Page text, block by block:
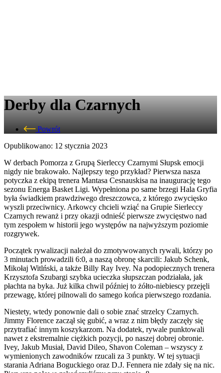
Derby dla Czarnych
Powrót
Opublikowano: 12 stycznia 2023
W derbach Pomorza z Grupą Sierleccy Czarnymi Słupsk emocji
nigdy nie brakowało. Najlepszy tego przykład? Pierwsza nasza
potyczka z ekipą trenera Mantasa Cesnauskisa na inaugurację tego
sezonu Energa Basket Ligi. Wypełniona po same brzegi Hala Gryfia
była świadkiem prawdziwego dreszczowca, z którego zwycięsko
wyszli przeciwnicy. Arkowcy chcieli wziąć na Grupie Sierleccy
Czarnych rewanż i przy okazji odnieść pierwsze zwycięstwo nad
tym zespołem w historii jego występów na najwyższym poziomie
rozgrywek.
Początek rywalizacji należał do zmotywowanych rywali, którzy po
3 minutach prowadzili 6:0, a naszą obronę skarcili: Jakub Schenk,
Mikołaj Witlński, a także Billy Ray Ivey. Na podopiecznych trenera
Krzysztofa Szubargi szybka ucieczka słupszczan podziałała, jak
płachta na byka. Już kilka chwil później to żółto-niebiescy przejęli
przewagę, której pilnowali do samego końca pierwszego rozdania.
Niestety, wtedy ponownie dali o sobie znać strzelcy Czarnych.
Jimmy Florence zaczął się gubić, a wraz z nim błędy zaczęły się
przytrafiać innym koszykarzom. Na dodatek, rywale punktowali
nawet z ekstremalnie ciężkich pozycji, po naszej dobrej obronie.
Ivey, Jakub Musiał, David Dileo, Shavon Coleman – wszyscy z
wymienionych zawodników rzucali za 3 punkty. W tej sytuacji
starania Adriana Boguckiego oraz D.J. Fennera nie zdały się na nic.